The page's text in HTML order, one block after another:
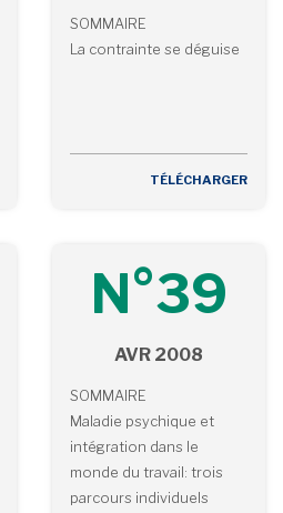
SOMMAIRE
La contrainte se déguise
TÉLÉCHARGER
N°39
AVR 2008
SOMMAIRE
Maladie psychique et
intégration dans le
monde du travail: trois
parcours individuels